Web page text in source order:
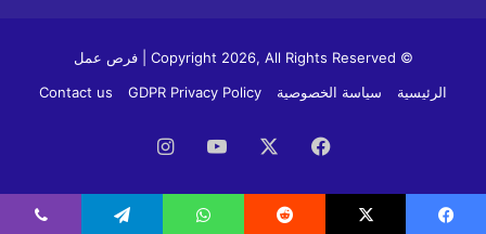
© Copyright 2026, All Rights Reserved | فرص عمل
الرئيسية
سياسة الخصوصية GDPR Privacy Policy
Contact us
فيسبوك ‫YouTube